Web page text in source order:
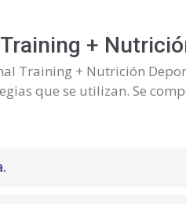
+
Training + Nutrición
que se utilizan. Se